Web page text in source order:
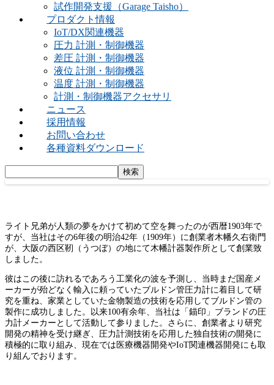
試作開発支援（Garage Taisho）
プロダクト情報
IoT/DX関連機器
圧力 計測・制御機器
差圧 計測・制御機器
液位 計測・制御機器
温度 計測・制御機器
計測・制御機器アクセサリ
ニュース
採用情報
お問い合わせ
各種資料ダウンロード
ライト兄弟が人類の夢をかけて初めて空を舞ったのが西暦1903年で
すが、当社はその6年後の明治42年（1909年）に創業者木幡久右衛門
が、大阪の西区靭（うつぼ）の地にて木幡計器製作所として創業致
しました。
彼はこの後に訪れるであろう工業化の波を予測し、当時まだ国産メ
ーカーが殆どなく輸入に頼っていたブルドン管圧力計に着目して研
究を重ね、家業としていた金物製造の技術を応用してブルドン管の
製作に成功しました。以来100有余年、当社は「錨印」ブランドの圧
力計メーカーとして活動して参りました。さらに、創業者より研究
開発の精神を受け継ぎ、圧力計測技術を応用した独自技術の開発に
積極的に取り組み、現在では医療機器開発やIoT関連機器開発にも取
り組んでおります。